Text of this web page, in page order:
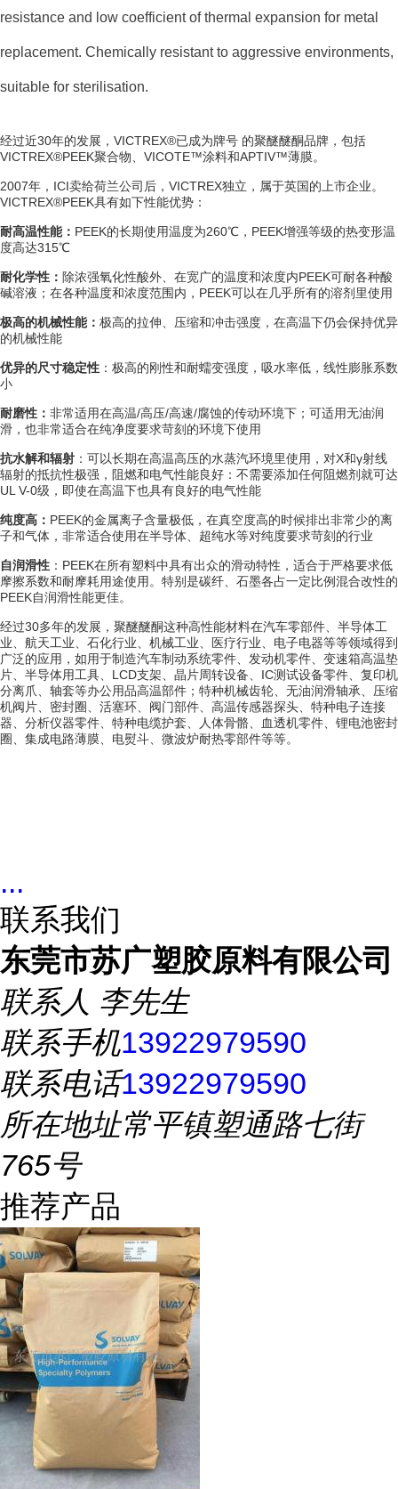
resistance and low coefficient of thermal expansion for metal
replacement. Chemically resistant to aggressive environments,
suitable for sterilisation.
经过近30年的发展，VICTREX®已成为牌号 的聚醚醚酮品牌，包括
VICTREX®PEEK聚合物、VICOTE™涂料和APTIV™薄膜。
2007年，ICI卖给荷兰公司后，VICTREX独立，属于英国的上市企业。
VICTREX®PEEK具有如下性能优势：
耐高温性能： PEEK的长期使用温度为260℃，PEEK增强等级的热变形温
度高达315℃
耐化学性 ： 除浓强氧化性酸外、在宽广的温度和浓度内PEEK可耐各种酸
碱溶液；在各种温度和浓度范围内，PEEK可以在几乎所有的溶剂里使用
极高的机械性能： 极高的拉伸、压缩和冲击强度 ，在高温下仍会保持优异
的机械性能
优异的尺寸稳定性 ：极高的刚性和耐蠕变强度 ， 吸水率低， 线性膨胀系数
小
耐磨性： 非常适用在高温/高压/高速/腐蚀的传动环境下；可适用无油润
滑，也非常适合在纯净度要求苛刻的环境下使用
抗水解和辐射 ：可以长期在高温高压的水蒸汽环境里使用，对X和γ射线
辐射的抵抗性极强，阻燃和电气性能良好：不需要添加任何阻燃剂就可达
UL V-0级，即使在高温下也具有良好的电气性能
纯度高： PEEK的金属离子含量极低，在真空度高的时候排出非常少的离
子和气体，非常适合使用在半导体、 超纯水等对纯度要求苛刻的行业
自润滑性 ：PEEK在所有塑料中具有出众的滑动特性，适合于严格要求低
摩擦系数和耐摩耗用途使用。特别是碳纤、石墨各占一定比例混合改性的
PEEK自润滑性能更佳。
经过30多年的发展， 聚醚醚酮这种高性能材料在汽车零部件、半导体工
业、航天工业、石化行业、机械工业、医疗行业、电子电器等等领域得到
广泛的应用，如用于制造汽车制动系统零件、发动机零件、变速箱高温垫
片 、半导体用工具、LCD支架、晶片周转设备、IC测试设备零件、 复印机
分离爪、 轴套等办公用品高温部件；特种机械齿轮、 无油润滑轴承
压缩
机阀片 、密封圈、 活塞环 、阀门部件、 高温传感器探头、特种电子连接
器 、分析仪器零件、 特种电缆护套、 人体骨骼 、血透机零件、锂电池密封
圈、集成电路薄膜、 电熨斗 、微波炉耐热零部件等等。
...
联系我们
东莞市苏广塑胶原料有限公司
联系人 李先生
联系手机13922979590
联系电话13922979590
所在地址常平镇塑通路七街
765号
推荐产品